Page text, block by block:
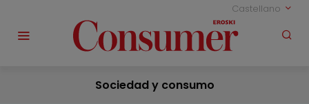
Castellano
Sociedad y consumo